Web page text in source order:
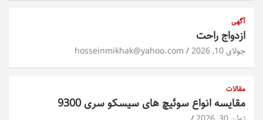
آگهی
ازدواج راحت
جولای 10, 2026 hosseinmikhak@yahoo.com
مقالات
مقایسه انواع سوئیچ های سیسکو سری 9300